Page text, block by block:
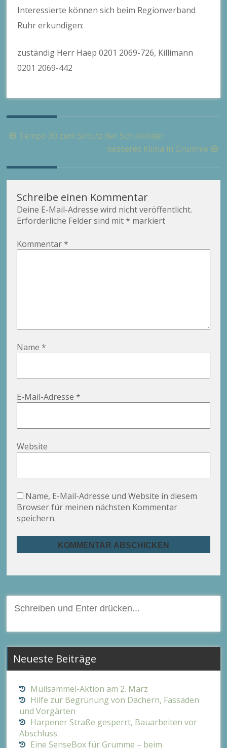
Interessierte können sich beim Regionverband
Ruhr erkundigen:
zuständig Herr Haep 0201 2069-726, Killimann
0201 2069-442
Beitragsnavigation
Tempo 30 zum Schutz der Schulkinder
besseres Klima in Grumme
Schreibe einen Kommentar
Deine E-Mail-Adresse wird nicht veröffentlicht.
Erforderliche Felder sind mit* markiert
Kommentar*
Name*
E-Mail-Adresse*
Website
Name, E-Mail-Adresse und Website in diesem
Browser für meinen nächsten Kommentar
speichern.
nach:
Neueste Beiträge
Müllsammel-Aktion am 2. März
Hilfe zur Begrünung von Dächern, Fassaden
und Vorgärten
Harpener Straße gesperrt, Bauarbeiten vor
Abschluss
Eine SenseBox für Grumme – beim